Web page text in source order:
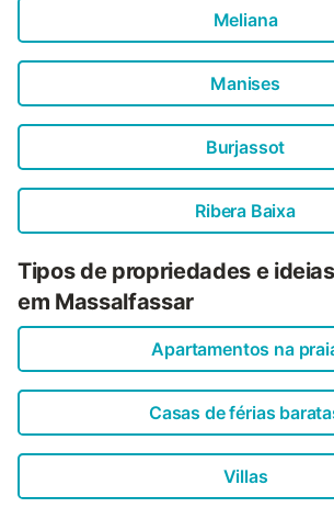
Meliana
Manises
Burjassot
Ribera Baixa
Tipos de propriedades e
em Massalfassar
Apartamentos na
Casas de férias
Villas